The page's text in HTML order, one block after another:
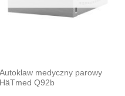
Autoklaw medyczny parowy
HäTmed Q92b